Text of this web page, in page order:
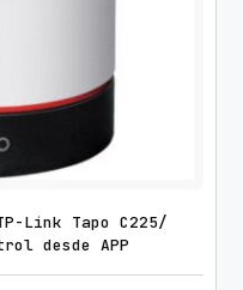
Link Tapo C225/
desde APP